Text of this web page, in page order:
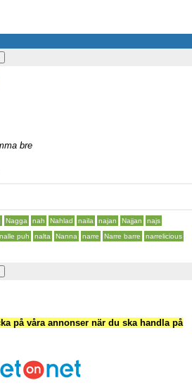
bre
Nagga nah Nahlad naila najan Najjan
najs
nalle puh nalta Nanna narre Narre barre
narrelicious
på våra annonser när du ska handla på